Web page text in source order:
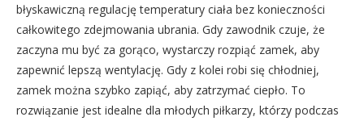
błyskawiczną regulację temperatury ciała bez konieczności
całkowitego zdejmowania ubrania. Gdy zawodnik czuje, że
zaczyna mu być za gorąco, wystarczy rozpiąć zamek, aby
zapewnić lepszą wentylację. Gdy z kolei robi się chłodniej,
zamek można szybko zapiąć, aby zatrzymać ciepło. To
rozwiązanie jest idealne dla młodych piłkarzy, którzy podczas